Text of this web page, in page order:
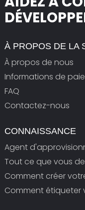
À PROPOS DE LA
À propos de nous
Informations de
FAQ
Contactez-nous
CONNAISSANCE
Agent
Tout ce que vous
Comment créer
Comment étiqueter